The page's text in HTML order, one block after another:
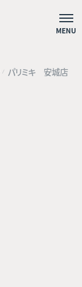
MENU
パリミキ 安城店